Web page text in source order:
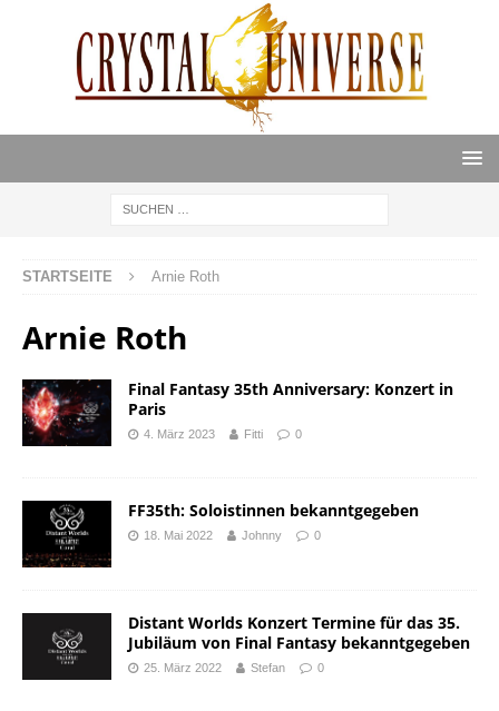
STARTSEITE Arnie Roth
Arnie Roth
Final Fantasy 35th Anniversary: Konzert in
Paris
4. März 2023 Fitti 0
FF35th: Soloistinnen bekanntgegeben
18. Mai 2022 Johnny 0
Distant Worlds Konzert Termine für das 35.
Jubiläum von Final Fantasy bekanntgegeben
25. März 2022 Stefan 0